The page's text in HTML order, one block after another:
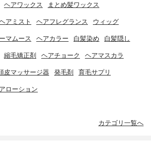
ヘアワックス まとめ髪ワックス
アミスト ヘアフレグランス ウィッグ
マムース ヘアカラー 白髪染め 白髪隠し
縮毛矯正剤 ヘアチョーク ヘアマスカラ
皮マッサージ器 発毛剤 育毛サプリ
ローション
カテゴリ一覧へ